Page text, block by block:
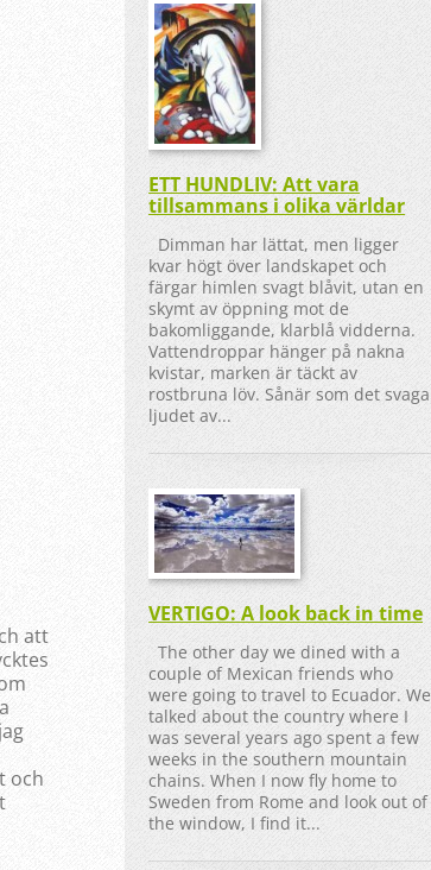
att
och
ETT HUNDLIV: Att vara
tillsammans i olika världar
Dimman har lättat, men ligger
kvar högt över landskapet och
färgar himlen svagt blåvit, utan en
skymt av öppning mot de
bakomliggande, klarblå vidderna.
Vattendroppar hänger på nakna
kvistar, marken är täckt av
rostbruna löv. Sånär som det svaga
ljudet av...
VERTIGO: A look back in time
The other day we dined with a
couple of Mexican friends who
were going to travel to Ecuador. We
talked about the country where I
was several years ago spent a few
weeks in the southern mountain
chains. When I now fly home to
Sweden from Rome and look out of
the window, I find it...